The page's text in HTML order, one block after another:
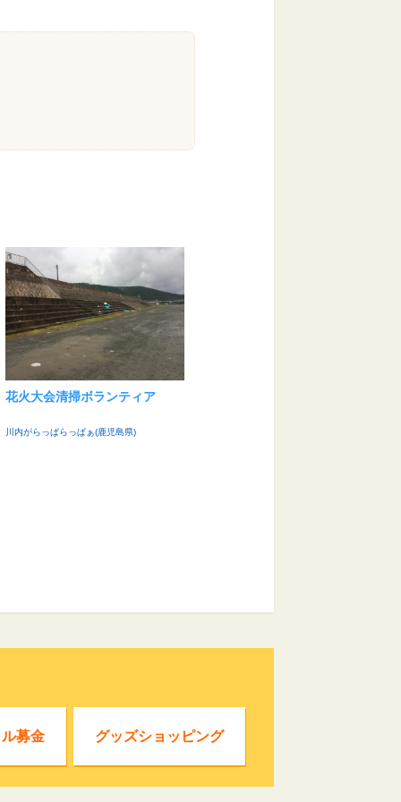
花火大会清掃ボランティア
川内がらっぱらっぱぁ(鹿児島県)
募金 グッズショッピング